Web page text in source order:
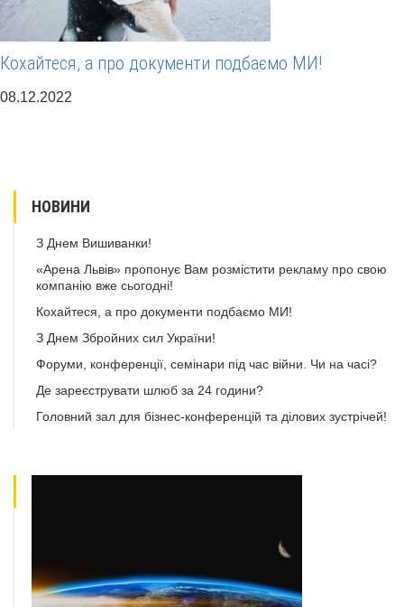
Кохайтеся, а про документи подбаємо МИ!
08.12.2022
НОВИНИ
З Днем Вишиванки!
«Арена Львів» пропонує Вам розмістити рекламу про свою
компанію вже сьогодні!
Кохайтеся, а про документи подбаємо МИ!
З Днем Збройних сил України!
Форуми, конференції, семінари під час війни. Чи на часі?
Де зареєструвати шлюб за 24 години?
Головний зал для бізнес-конференцій та ділових зустрічей!